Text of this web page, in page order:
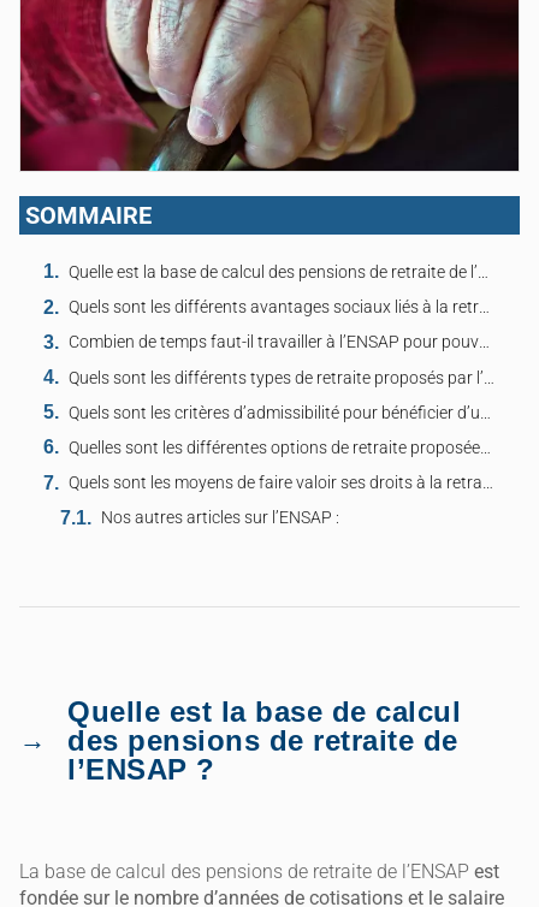
SOMMAIRE
Quelle est la base de calcul des pensions de retraite de l’ENSAP ?
Quels sont les différents avantages sociaux liés à la retraite de l’ENSAP ?
Combien de temps faut-il travailler à l’ENSAP pour pouvoir bénéficier d’une pension de retraite ?
Quels sont les différents types de retraite proposés par l’ENSAP ?
Quels sont les critères d’admissibilité pour bénéficier d’une pension de retraite de l’ENSAP ?
Quelles sont les différentes options de retraite proposées par l’ENSAP ?
Quels sont les moyens de faire valoir ses droits à la retraite de l’ENSAP ?
Nos autres articles sur l’ENSAP :
Quelle est la base de calcul
des pensions de retraite de
l’ENSAP ?
La base de calcul des pensions de retraite de l’ENSAP est
fondée sur le nombre d’années de cotisations et le salaire